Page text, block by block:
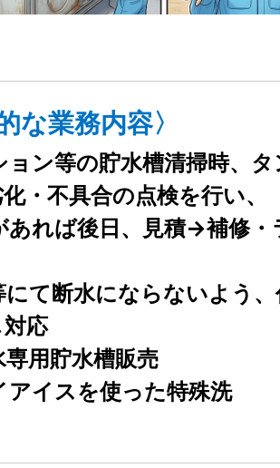
な業務内容〉
ョン等の貯水槽清掃時、
・ 不具合の点検を行い、
れば後日、見積→補修・
にて断水にならないよう
応
専用貯水槽販売
アイスを使った特殊洗